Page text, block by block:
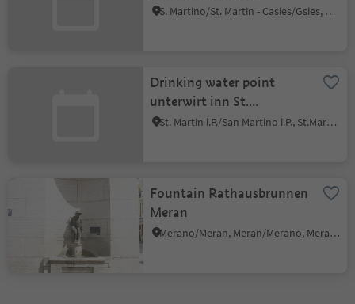
Ridgeway Obere Stacher
S. Martino/St. Martin - Casies/Gsies, Gsies/Valle di Casies
Drinking water point
unterwirt inn St.
Martin/S. Martino
St. Martin i.P./San Martino i.P., St.Martin in Passeier/San Martino in Passiria, Meran/Merano and environs
Fountain Rathausbrunnen
Meran
Merano/Meran, Meran/Merano, Meran/Merano and environs